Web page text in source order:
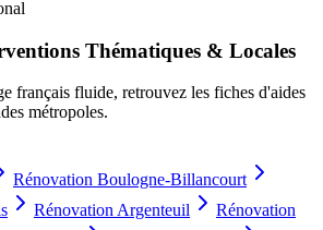
Thématiques & Locales
français fluide, retrouvez les fiches d'aides
métropoles.
Rénovation Boulogne-Billancourt
Rénovation Argenteuil
Rénovation